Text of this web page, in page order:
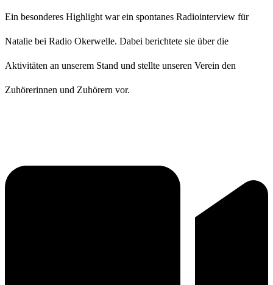
Ein besonderes Highlight war ein spontanes Radiointerview für
Natalie bei Radio Okerwelle. Dabei berichtete sie über die
Aktivitäten an unserem Stand und stellte unseren Verein den
Zuhörerinnen und Zuhörern vor.